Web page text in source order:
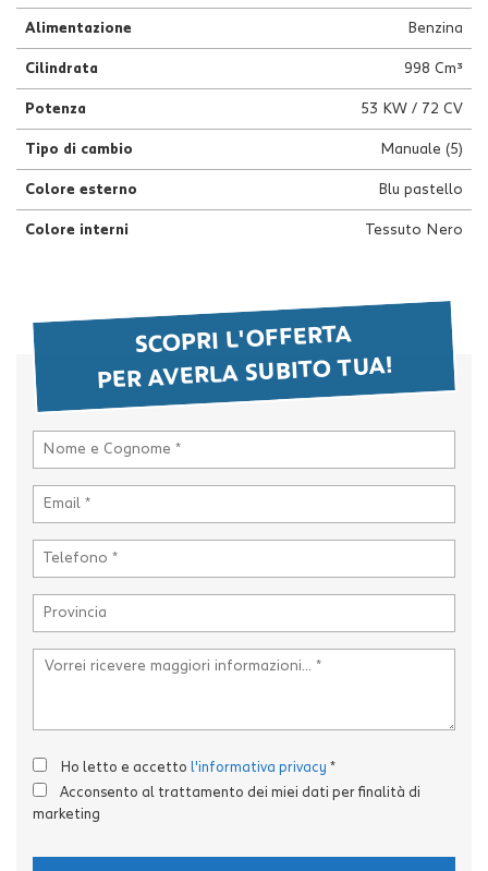
Alimentazione Benzina
Cilindrata 998 Cm³
Potenza 53 KW / 72 CV
Tipo di cambio Manuale (5)
Colore esterno Blu pastello
Colore interni Tessuto Nero
SCOPRI L'OFFERTA
PER AVERLA SUBITO TUA!
Ho letto e accetto l'informativa privacy *
Acconsento al trattamento dei miei dati per finalità di
marketing
questi
di
tracciamento
si
rimanda
alla
cookie
policy.
rivedere
tue
scelte
in
qualsiasi
momento.
Cookie delle preferenze
Cookie analitici
Cookie di marketing